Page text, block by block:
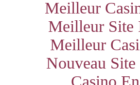
Meilleur
Meilleur Site
Meilleur
Nouveau